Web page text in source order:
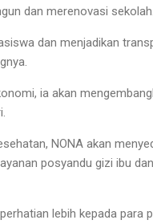
dan merenovasi sekolah.
dan menjadikan
ia akan
NONA akan
posyandu gizi ibu
lebih kepada para